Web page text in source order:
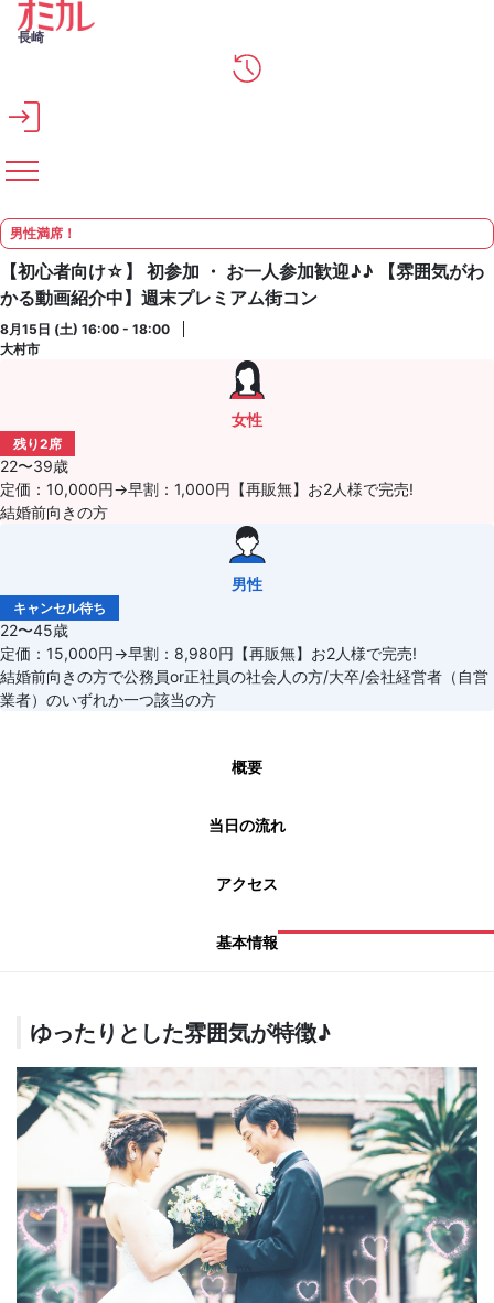
メインコンテンツへスキップ
長崎
男性満席！
【初心者向け☆】 初参加 ・ お一人参加歓迎♪♪ 【雰囲気がわ
かる動画紹介中】週末プレミアム街コン
8月15日 (土) 16:00 - 18:00
大村市
女性
残り2席
22〜39歳
定価：10,000円→早割：1,000円【再販無】お2人様で完売!
結婚前向きの方
男性
キャンセル待ち
22〜45歳
定価：15,000円→早割：8,980円【再販無】お2人様で完売!
結婚前向きの方で公務員or正社員の社会人の方/大卒/会社経営者（自営
業者）のいずれか一つ該当の方
概要
当日の流れ
アクセス
基本情報
ゆったりとした雰囲気が特徴♪